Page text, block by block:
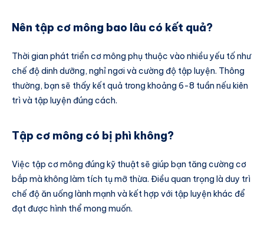
Nên tập cơ mông bao lâu có kết quả?
Thời gian phát triển cơ mông phụ thuộc vào nhiều yếu tố như
chế độ dinh dưỡng, nghỉ ngơi và cường độ tập luyện. Thông
thường, bạn sẽ thấy kết quả trong khoảng 6-8 tuần nếu kiên
trì và tập luyện đúng cách.
Tập cơ mông có bị phì không?
Việc tập cơ mông đúng kỹ thuật sẽ giúp bạn tăng cường cơ
bắp mà không làm tích tụ mỡ thừa. Điều quan trọng là duy trì
chế độ ăn uống lành mạnh và kết hợp với tập luyện khác để
đạt được hình thể mong muốn.